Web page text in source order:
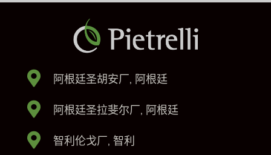
阿根廷圣胡安厂, 阿根廷
阿根廷圣拉斐尔厂, 阿根廷
智利伦戈厂, 智利